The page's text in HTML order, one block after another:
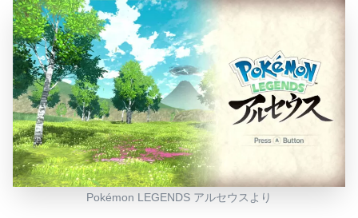
Pokémon LEGENDS アルセウスより